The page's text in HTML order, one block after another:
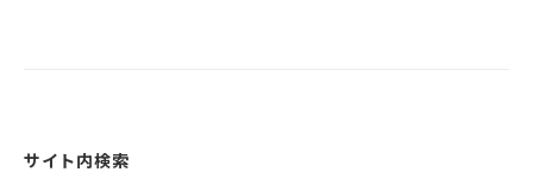
サイト内検索